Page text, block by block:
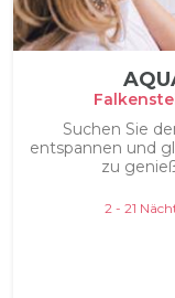
Suchen Sie
entspannen und
zu
2 - 21